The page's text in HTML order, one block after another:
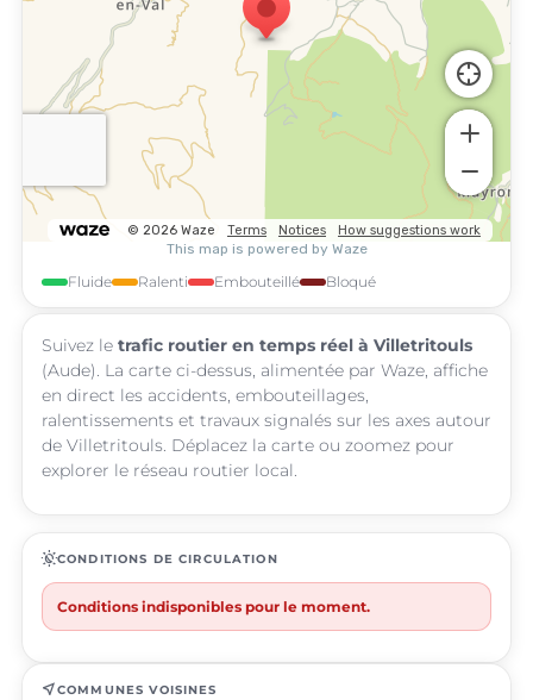
Fluide Ralenti Embouteillé Bloqué
Suivez le trafic routier en temps réel à Villetritouls
(Aude). La carte ci-dessus, alimentée par Waze, affiche
en direct les accidents, embouteillages,
ralentissements et travaux signalés sur les axes autour
de Villetritouls. Déplacez la carte ou zoomez pour
explorer le réseau routier local.
routineCONDITIONS DE CIRCULATION
Conditions indisponibles pour le moment.
near_meCOMMUNES VOISINES